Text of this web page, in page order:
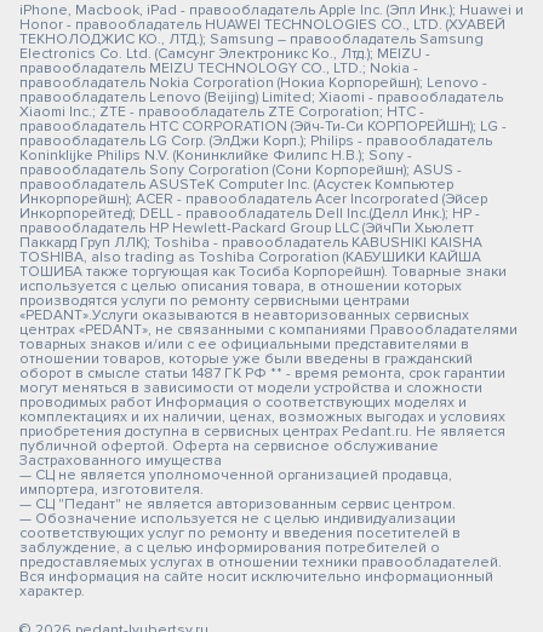
iPhone, Macbook, iPad - правообладатель Apple Inc. (Эпл Инк.); Huawei и
Honor - правообладатель HUAWEI TECHNOLOGIES CO., LTD. (ХУАВЕЙ
ТЕКНОЛОДЖИС КО., ЛТД.); Samsung – правообладатель Samsung
Electronics Co. Ltd. (Самсунг Электроникс Ко., Лтд.); MEIZU -
правообладатель MEIZU TECHNOLOGY CO., LTD.; Nokia -
правообладатель Nokia Corporation (Нокиа Корпорейшн); Lenovo -
правообладатель Lenovo (Beijing) Limited; Xiaomi - правообладатель
Xiaomi Inc.; ZTE - правообладатель ZTE Corporation; HTC -
правообладатель HTC CORPORATION (Эйч-Ти-Си КОРПОРЕЙШН); LG -
правообладатель LG Corp. (ЭлДжи Корп.); Philips - правообладатель
Koninklijke Philips N.V. (Конинклийке Филипс Н.В.); Sony -
правообладатель Sony Corporation (Сони Корпорейшн); ASUS -
правообладатель ASUSTeK Computer Inc. (Асустек Компьютер
Инкорпорейшн); ACER - правообладатель Acer Incorporated (Эйсер
Инкорпорейтед); DELL - правообладатель Dell Inc.(Делл Инк.); HP -
правообладатель HP Hewlett-Packard Group LLC (ЭйчПи Хьюлетт
Паккард Груп ЛЛК); Toshiba - правообладатель KABUSHIKI KAISHA
TOSHIBA, also trading as Toshiba Corporation (КАБУШИКИ КАЙША
ТОШИБА также торгующая как Тосиба Корпорейшн). Товарные знаки
используется с целью описания товара, в отношении которых
производятся услуги по ремонту сервисными центрами
«PEDANT».Услуги оказываются в неавторизованных сервисных
центрах «PEDANT», не связанными с компаниями Правообладателями
товарных знаков и/или с ее официальными представителями в
отношении товаров, которые уже были введены в гражданский
оборот в смысле статьи 1487 ГК РФ ** - время ремонта, срок гарантии
могут меняться в зависимости от модели устройства и сложности
проводимых работ Информация о соответствующих моделях и
комплектациях и их наличии, ценах, возможных выгодах и условиях
приобретения доступна в сервисных центрах Pedant.ru. Не является
публичной офертой. Оферта на сервисное обслуживание
Застрахованного имущества
— СЦ не является уполномоченной организацией продавца,
импортера, изготовителя.
— СЦ "Педант" не является авторизованным сервис центром.
— Обозначение используется не с целью индивидуализации
соответствующих услуг по ремонту и введения посетителей в
заблуждение, а с целью информирования потребителей о
предоставляемых услугах в отношении техники правообладателей.
Вся информация на сайте носит исключительно информационный
характер.